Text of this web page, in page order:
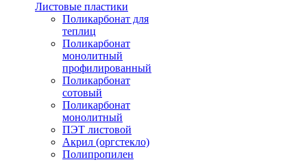
Листовые пластики
Поликарбонат для
теплиц
Поликарбонат
монолитный
профилированный
Поликарбонат
сотовый
Поликарбонат
монолитный
ПЭТ листовой
Акрил (оргстекло)
Полипропилен